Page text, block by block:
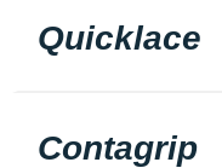
Quicklace
Contagrip